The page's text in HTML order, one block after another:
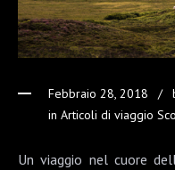
Febbraio 28, 2018
in Articoli di viaggio
Un viaggio nel cuore